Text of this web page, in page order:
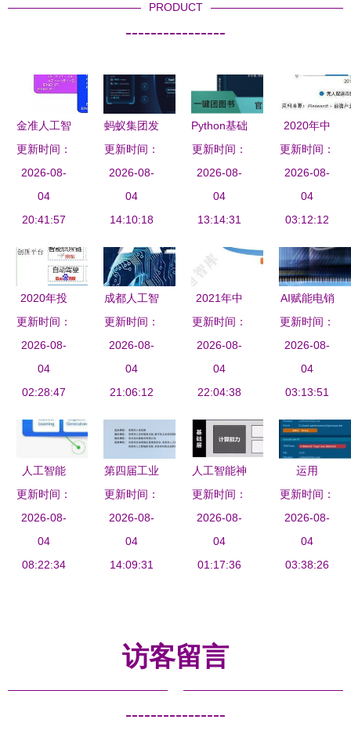
PRODUCT
----------------
金准人工智
能 应用和
架构创新双
轮驱动AI芯
片发展报告
更新时间：
2026-08-
04
20:41:57
蚂蚁集团发
布2023知
识产权白皮
书 凸显技
术壁垒与人
动向
更新时间：
2026-08-
04
14:10:18
Python基础
与应用开发
从零迈向人
工智能的实
战之旅
更新时间：
2026-08-
04
13:14:31
2020年中
国人工智能
物流行业市
场现状及发
展前景分析
能基础软件
驱动下的变
革
更新时间：
2026-08-
04
03:12:12
2020年投
资重点
“5G”智能基
础设施赋
能“智慧城
更新时间：
2026-08-
04
02:28:47
成都人工智
能培训机构
哪家靠谱？
浅谈基础软
件开发学习
更新时间：
2026-08-
04
21:06:12
2021年中
国人工智能
发展趋势
基础软件自
主创新加速
更新时间：
2026-08-
04
22:04:38
AI赋能电销
是洪荒之
力，还是基
础软件的渐
进式革新？
更新时间：
2026-08-
04
03:13:51
人工智能
软件测试工
程师的颠覆
者还是赋能
者？
更新时间：
2026-08-
04
08:22:34
第四届工业
软件创新应
用大赛人工
智能方向启
动，40万大
更新时间：
2026-08-
04
14:09:31
人工智能神
经网络基础
设施与基础
软件开发
构建智能时
更新时间：
2026-08-
04
01:17:36
运用
ChatGPT
进行恶意软
件分析 人
工智能基础
更新时间：
2026-08-
04
03:38:26
访客留言
----------------